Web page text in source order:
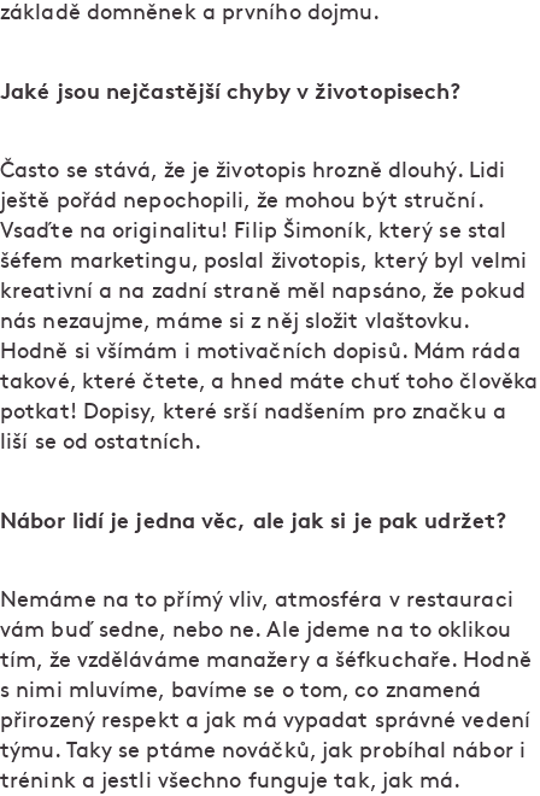
základě domněnek a prvního dojmu.
Jaké jsou nejčastější chyby v životopisech?
Často se stává, že je životopis hrozně dlouhý. Lidi
ještě pořád nepochopili, že mohou být struční.
Vsaďte na originalitu! Filip Šimoník, který se stal
šéfem marketingu, poslal životopis, který byl velmi
kreativní a na zadní straně měl napsáno, že pokud
nás nezaujme, máme si z něj složit vlaštovku.
Hodně si všímám i motivačních dopisů. Mám ráda
takové, které čtete, a hned máte chuť toho člověka
potkat! Dopisy, které srší nadšením pro značku a
liší se od ostatních.
Nábor lidí je jedna věc, ale jak si je pak udržet?
Nemáme na to přímý vliv, atmosféra v restauraci
vám buď sedne, nebo ne. Ale jdeme na to oklikou
tím, že vzděláváme manažery a šéfkuchaře. Hodně
s nimi mluvíme, bavíme se o tom, co znamená
přirozený respekt a jak má vypadat správné vedení
týmu. Taky se ptáme nováčků, jak probíhal nábor i
trénink a jestli všechno funguje tak, jak má.